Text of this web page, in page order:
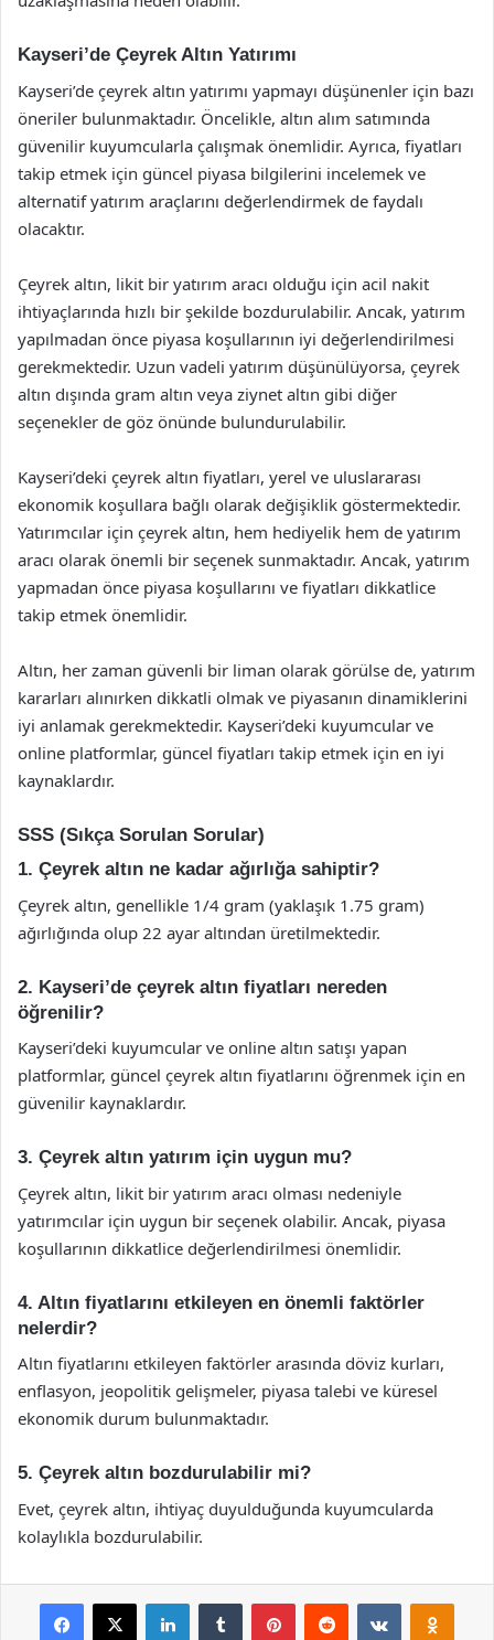
Kayseri’de Çeyrek Altın Yatırımı
Kayseri’de çeyrek altın yatırımı yapmayı düşünenler için bazı
öneriler bulunmaktadır. Öncelikle, altın alım satımında
güvenilir kuyumcularla çalışmak önemlidir. Ayrıca, fiyatları
takip etmek için güncel piyasa bilgilerini incelemek ve
alternatif yatırım araçlarını değerlendirmek de faydalı
olacaktır.
Çeyrek altın, likit bir yatırım aracı olduğu için acil nakit
ihtiyaçlarında hızlı bir şekilde bozdurulabilir. Ancak, yatırım
yapılmadan önce piyasa koşullarının iyi değerlendirilmesi
gerekmektedir. Uzun vadeli yatırım düşünülüyorsa, çeyrek
altın dışında gram altın veya ziynet altın gibi diğer
seçenekler de göz önünde bulundurulabilir.
Kayseri’deki çeyrek altın fiyatları, yerel ve uluslararası
ekonomik koşullara bağlı olarak değişiklik göstermektedir.
Yatırımcılar için çeyrek altın, hem hediyelik hem de yatırım
aracı olarak önemli bir seçenek sunmaktadır. Ancak, yatırım
yapmadan önce piyasa koşullarını ve fiyatları dikkatlice
takip etmek önemlidir.
Altın, her zaman güvenli bir liman olarak görülse de, yatırım
kararları alınırken dikkatli olmak ve piyasanın dinamiklerini
iyi anlamak gerekmektedir. Kayseri’deki kuyumcular ve
online platformlar, güncel fiyatları takip etmek için en iyi
kaynaklardır.
SSS (Sıkça Sorulan Sorular)
1. Çeyrek altın ne kadar ağırlığa sahiptir?
Çeyrek altın, genellikle 1/4 gram (yaklaşık 1.75 gram)
ağırlığında olup 22 ayar altından üretilmektedir.
2. Kayseri’de çeyrek altın fiyatları nereden
öğrenilir?
Kayseri’deki kuyumcular ve online altın satışı yapan
platformlar, güncel çeyrek altın fiyatlarını öğrenmek için en
güvenilir kaynaklardır.
3. Çeyrek altın yatırım için uygun mu?
Çeyrek altın, likit bir yatırım aracı olması nedeniyle
yatırımcılar için uygun bir seçenek olabilir. Ancak, piyasa
koşullarının dikkatlice değerlendirilmesi önemlidir.
4. Altın fiyatlarını etkileyen en önemli faktörler
nelerdir?
Altın fiyatlarını etkileyen faktörler arasında döviz kurları,
enflasyon, jeopolitik gelişmeler, piyasa talebi ve küresel
ekonomik durum bulunmaktadır.
5. Çeyrek altın bozdurulabilir mi?
Evet, çeyrek altın, ihtiyaç duyulduğunda kuyumcularda
kolaylıkla bozdurulabilir.
Facebook
X LinkedInTumblr PinterestReddit VKontakte